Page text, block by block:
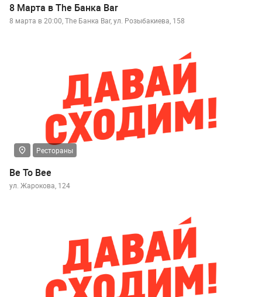
8 Марта в The Банка Bar
8 марта в 20:00, The Банка Bar, ул. Розыбакиева, 158
Рестораны
Be To Bee
ул. Жарокова, 124